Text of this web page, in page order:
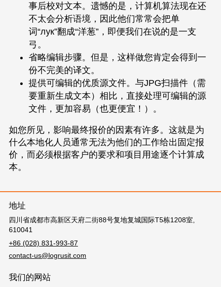
事后校对文本。遗憾的是，计算机算法现在还
不太会分析语境，因此他们常常会把单
词“лук”翻成“洋葱”，即便我们在说的是一支
弓。
省略编辑步骤。但是，这样做您肯定会得到一
份不完美的译文。
提供可编辑的优质源文件。与JPG扫描件（需
要重新生成文本）相比，直接处理可编辑的源
文件，更加容易（也更便宜！）。
如您所见，影响最终报价的因素有许多。这就是为
什么本地化人员通常无法为他们的工作给出固定报
价，而必须根据客户的要求和项目用途逐个计算成
本。
地址
四川省成都市高新区天府二街88号复地复城国际T5栋1208室,
610041
+86 (028) 831-993-87
contact-us@logrusit.com
我们的网站